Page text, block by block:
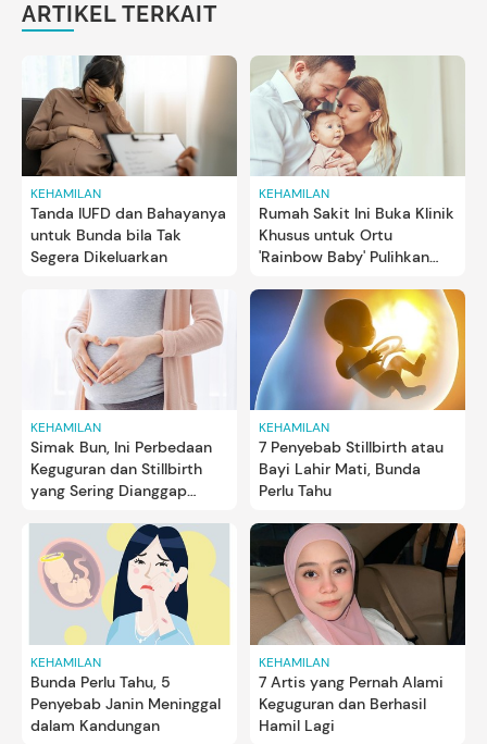
ARTIKEL TERKAIT
KEHAMILAN
Tanda IUFD dan Bahayanya
untuk Bunda bila Tak
Segera Dikeluarkan
KEHAMILAN
Rumah Sakit Ini Buka Klinik
Khusus untuk Ortu
'Rainbow Baby' Pulihkan
KEHAMILAN
Simak Bun, Ini Perbedaan
Keguguran dan Stillbirth
yang Sering Dianggap
KEHAMILAN
7 Penyebab Stillbirth atau
Bayi Lahir Mati, Bunda
Perlu Tahu
KEHAMILAN
Bunda Perlu Tahu, 5
Penyebab Janin Meninggal
dalam Kandungan
KEHAMILAN
7 Artis yang Pernah Alami
Keguguran dan Berhasil
Hamil Lagi